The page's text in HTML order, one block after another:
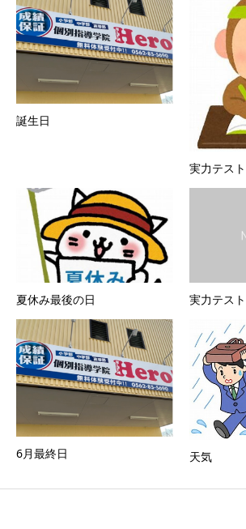
誕生日
実力テスト
夏休み最後の日 実力テスト
6月最終日 天気